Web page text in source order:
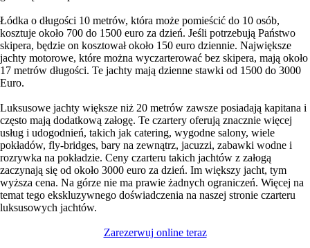
Łódka o długości 10 metrów, która może pomieścić do 10 osób,
kosztuje około 700 do 1500 euro za dzień. Jeśli potrzebują Państwo
skipera, będzie on kosztował około 150 euro dziennie. Największe
jachty motorowe, które można wyczarterować bez skipera, mają około
17 metrów długości. Te jachty mają dzienne stawki od 1500 do 3000
Euro.
Luksusowe jachty większe niż 20 metrów zawsze posiadają kapitana i
często mają dodatkową załogę. Te czartery oferują znacznie więcej
usług i udogodnień, takich jak catering, wygodne salony, wiele
pokładów, fly-bridges, bary na zewnątrz, jacuzzi, zabawki wodne i
rozrywka na pokładzie. Ceny czarteru takich jachtów z załogą
zaczynają się od około 3000 euro za dzień. Im większy jacht, tym
wyższa cena. Na górze nie ma prawie żadnych ograniczeń. Więcej na
temat tego ekskluzywnego doświadczenia na naszej stronie czarteru
luksusowych jachtów.
Zarezerwuj online teraz